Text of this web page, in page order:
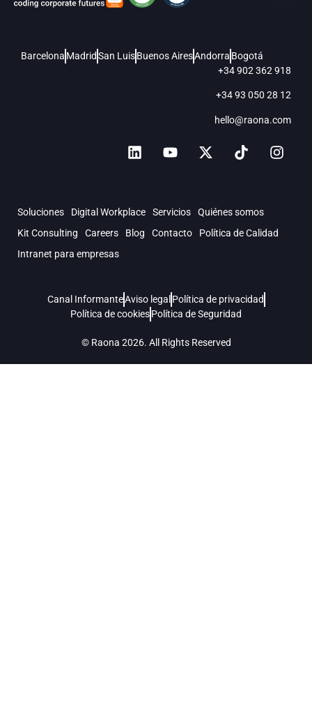
Barcelona MadridSan LuisBuenos AiresAndorra Bogotá
+34 902 362 918
+34 93 050 28 12
hello@raona.com
Soluciones Digital Workplace Servicios
Quiénes somos
Kit Consulting
Careers Blog Contacto
Política de Calidad
Intranet para empresas
© Raona 2026. All Rights Reserved
Canal InformanteAviso legal Política de privacidad
Política de cookiesPolítica de Seguridad